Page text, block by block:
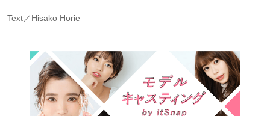
Text／Hisako Horie